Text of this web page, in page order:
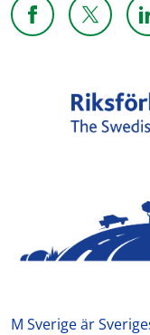
Dela sidan på
Dela
M Sverige är